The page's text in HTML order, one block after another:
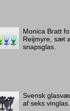
Monica Bratt
Reijmyre, sæt
snapsglas.
Svensk
af seks vinglas.